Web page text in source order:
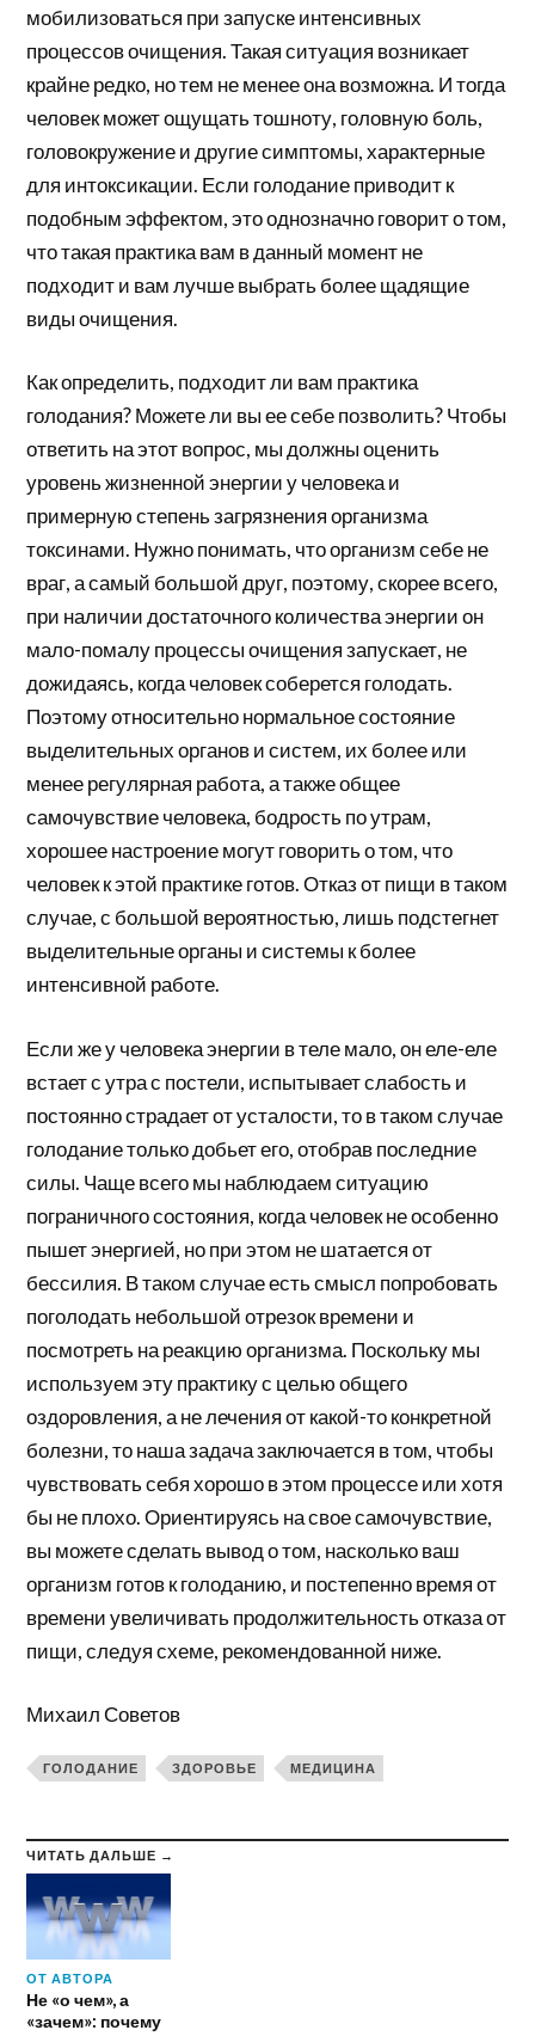
мобилизоваться при запуске интенсивных
процессов очищения. Такая ситуация возникает
крайне редко, но тем не менее она возможна. И тогда
человек может ощущать тошноту, головную боль,
головокружение и другие симптомы, характерные
для интоксикации. Если голодание приводит к
подобным эффектом, это однозначно говорит о том,
что такая практика вам в данный момент не
подходит и вам лучше выбрать более щадящие
виды очищения.
Как определить, подходит ли вам практика
голодания? Можете ли вы ее себе позволить? Чтобы
ответить на этот вопрос, мы должны оценить
уровень жизненной энергии у человека и
примерную степень загрязнения организма
токсинами. Нужно понимать, что организм себе не
враг, а самый большой друг, поэтому, скорее всего,
при наличии достаточного количества энергии он
мало-помалу процессы очищения запускает, не
дожидаясь, когда человек соберется голодать.
Поэтому относительно нормальное состояние
выделительных органов и систем, их более или
менее регулярная работа, а также общее
самочувствие человека, бодрость по утрам,
хорошее настроение могут говорить о том, что
человек к этой практике готов. Отказ от пищи в таком
случае, с большой вероятностью, лишь подстегнет
выделительные органы и системы к более
интенсивной работе.
Если же у человека энергии в теле мало, он еле-еле
встает с утра с постели, испытывает слабость и
постоянно страдает от усталости, то в таком случае
голодание только добьет его, отобрав последние
силы. Чаще всего мы наблюдаем ситуацию
пограничного состояния, когда человек не особенно
пышет энергией, но при этом не шатается от
бессилия. В таком случае есть смысл попробовать
поголодать небольшой отрезок времени и
посмотреть на реакцию организма. Поскольку мы
используем эту практику с целью общего
оздоровления, а не лечения от какой-то конкретной
болезни, то наша задача заключается в том, чтобы
чувствовать себя хорошо в этом процессе или хотя
бы не плохо. Ориентируясь на свое самочувствие,
вы можете сделать вывод о том, насколько ваш
организм готов к голоданию, и постепенно время от
времени увеличивать продолжительность отказа от
пищи, следуя схеме, рекомендованной ниже.
Михаил Советов
ГОЛОДАНИЕ ЗДОРОВЬЕ МЕДИЦИНА
ЧИТАТЬ ДАЛЬШЕ →
ОТ АВТОРА
Не «о чем», а
«зачем»: почему